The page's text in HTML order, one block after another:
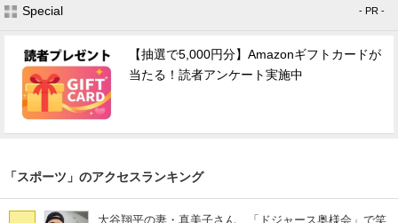
Special - PR -
【抽選で5,000円分】Amazonギフトカードが
当たる！読者アンケート実施中
「スポーツ」のアクセスランキング
大谷翔平の妻・真美子さん、「ドジャース奥様会」で笑